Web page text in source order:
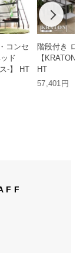
コンセ
ド
-】 HT
階段付き ロ
【
HT
57,401円